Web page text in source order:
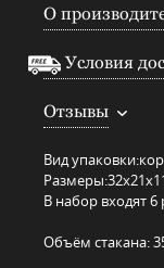
О
Условия
Отзывы
Вид упаковки:
Размеры:
В набор входят 6
Объём стакана: